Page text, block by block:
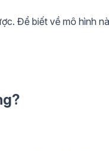
Để biết về mô hình